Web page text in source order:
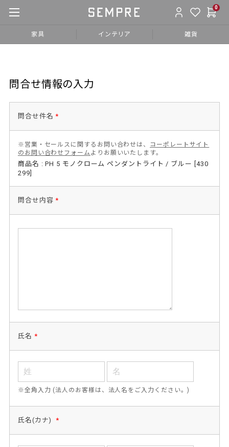
0
家具 インテリア 雑貨
問合せ情報の入力
問合せ件名 *
※営業・セールスに関するお問い合わせは、 コーポレートサイト
のお問い合わせフォーム よりお願いいたします。
商品名 : PH 5 モノクローム ペンダントライト / ブルー [430
299]
問合せ内容 *
氏名 *
※全角入力 (法人のお客様は、法人名をご入力ください。)
氏名(カナ) *